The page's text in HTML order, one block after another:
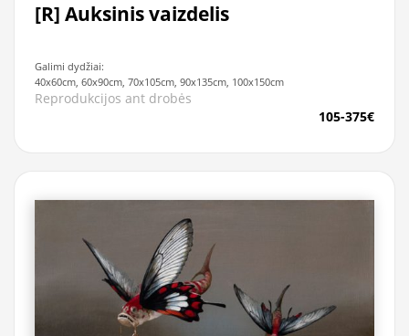
[R] Auksinis vaizdelis
Galimi dydžiai:
40x60cm, 60x90cm, 70x105cm, 90x135cm, 100x150cm
Reprodukcijos ant drobės
105-375€